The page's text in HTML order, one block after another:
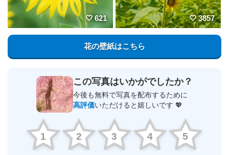
621 3857
花の壁紙はこちら
この写真はいかがでしたか？
今後も無料で写真を配布するために
高評価いただけると嬉しいです 💖
1 2 3 4 5